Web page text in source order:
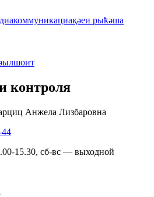
рыҟәша
контроля
Анжела Лизбаровна
44
15.30, сб-вс — выходной